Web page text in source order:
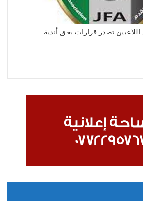
اللاعبين تصدر قرارات بحق أندية